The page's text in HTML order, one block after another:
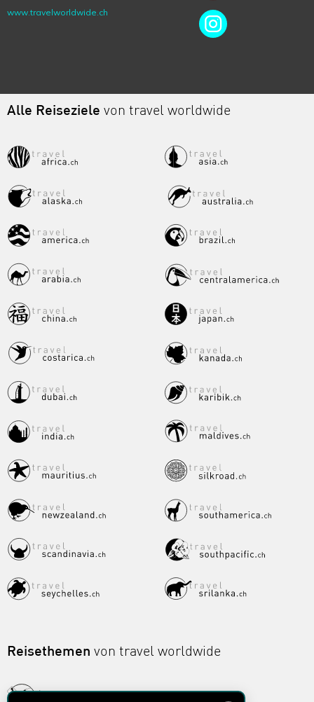
www.travelworldwide.ch
Alle Reiseziele von travel worldwide
Reisethemen von travel worldwide